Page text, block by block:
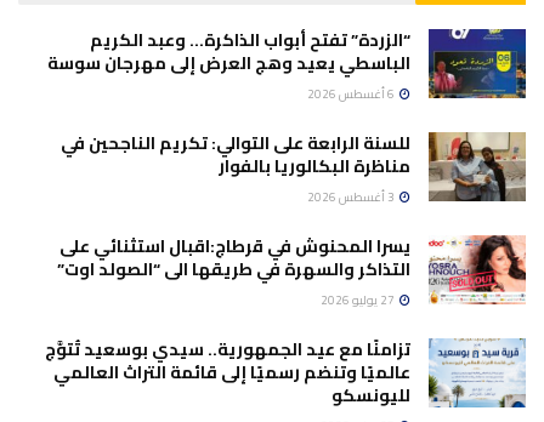
“الزردة” تفتح أبواب الذاكرة… وعبد الكريم
الباسطي يعيد وهج العرض إلى مهرجان سوسة
للسنة الرابعة على التوالي: تكريم الناجحين في
مناظرة البكالوريا بالفوار
يسرا المحنوش في قرطاج:اقبال استثنائي على
التذاكر والسهرة في طريقها الى “الصولد اوت”
تزامنًا مع عيد الجمهورية.. سيدي بوسعيد تُتوَّج
عالميًا وتنضم رسميًا إلى قائمة التراث العالمي
لليونسكو